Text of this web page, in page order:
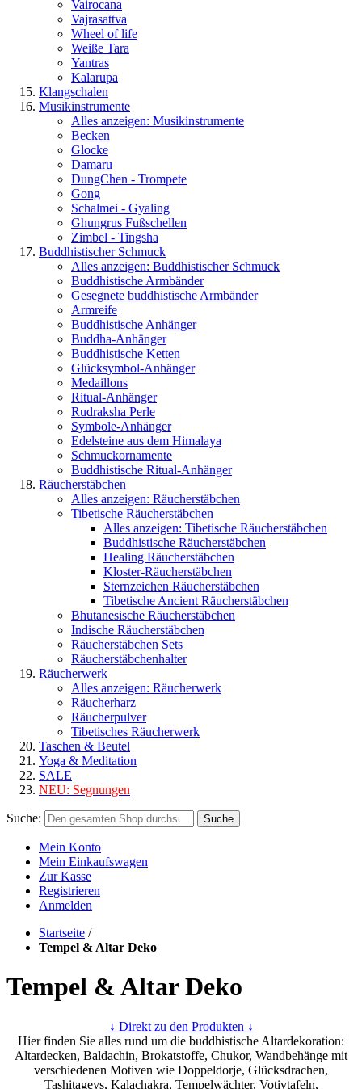
Vairocana
Vajrasattva
Wheel of life
Weiße Tara
Yantras
Kalarupa
Klangschalen
Musikinstrumente
Alles anzeigen: Musikinstrumente
Becken
Glocke
Damaru
DungChen - Trompete
Gong
Schalmei - Gyaling
Ghungrus Fußschellen
Zimbel - Tingsha
Buddhistischer Schmuck
Alles anzeigen: Buddhistischer Schmuck
Buddhistische Armbänder
Gesegnete buddhistische Armbänder
Armreife
Buddhistische Anhänger
Buddha-Anhänger
Buddhistische Ketten
Glücksymbol-Anhänger
Medaillons
Ritual-Anhänger
Rudraksha Perle
Symbole-Anhänger
Edelsteine aus dem Himalaya
Schmuckornamente
Buddhistische Ritual-Anhänger
Räucherstäbchen
Alles anzeigen: Räucherstäbchen
Tibetische Räucherstäbchen
Alles anzeigen: Tibetische Räucherstäbchen
Buddhistische Räucherstäbchen
Healing Räucherstäbchen
Kloster-Räucherstäbchen
Sternzeichen Räucherstäbchen
Tibetische Ancient Räucherstäbchen
Bhutanesische Räucherstäbchen
Indische Räucherstäbchen
Räucherstäbchen Sets
Räucherstäbchenhalter
Räucherwerk
Alles anzeigen: Räucherwerk
Räucherharz
Räucherpulver
Tibetisches Räucherwerk
Taschen & Beutel
Yoga & Meditation
SALE
NEU: Segnungen
Suche: Suche
Mein Konto
Mein Einkaufswagen
Zur Kasse
Registrieren
Anmelden
Startseite /
Tempel & Altar Deko
Tempel & Altar Deko
↓ Direkt zu den Produkten ↓
Hier finden Sie alles rund um die buddhistische Altardekoration:
Altardecken, Baldachin, Brokatstoffe, Chukor, Wandbehänge mit
verschiedenen Motiven wie Doppeldorje, Glücksdrachen,
Tashitageys, Kalachakra, Tempelwächter, Votivtafeln,